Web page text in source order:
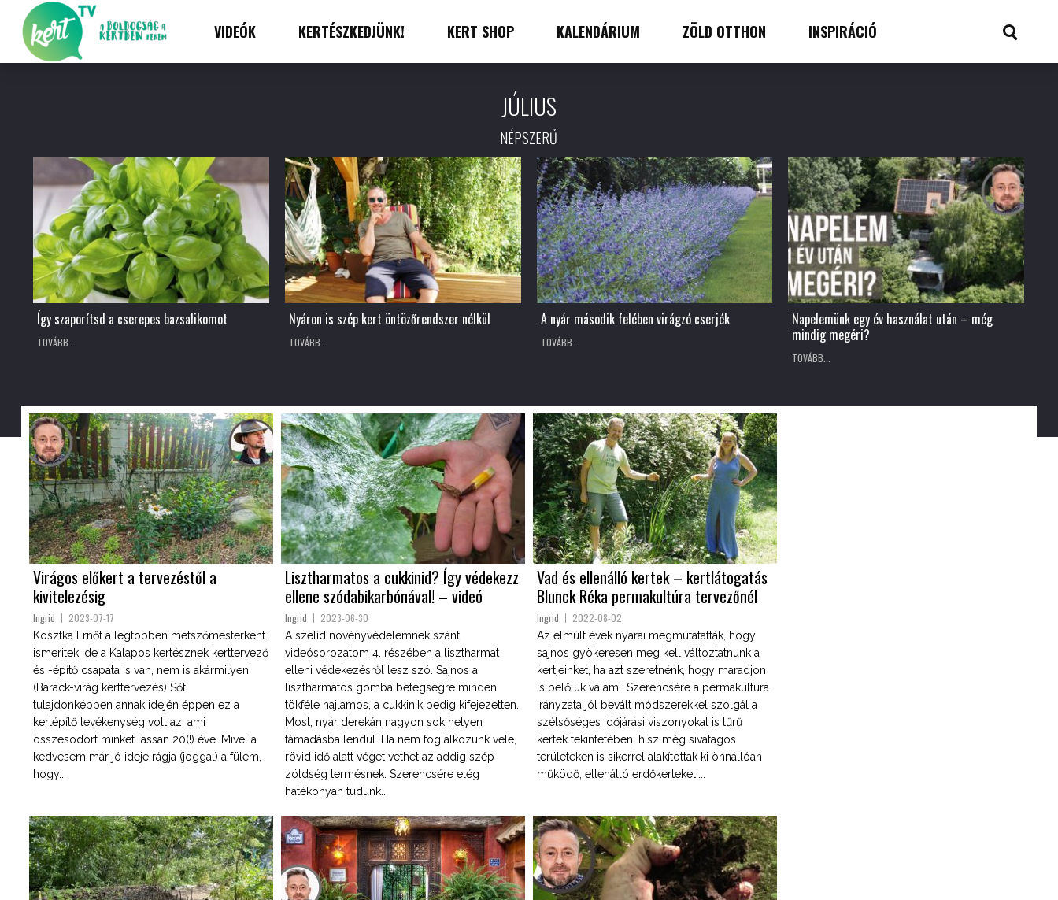
VIDEÓK KERTÉSZKEDJÜNK! KERT SHOP KALENDÁRIUM ZÖLD OTTHON INSPIRÁCIÓ
JÚLIUS
NÉPSZERŰ
Így szaporítsd a cserepes bazsalikomot
TOVÁBB...
Nyáron is szép kert öntözőrendszer nélkül
TOVÁBB...
A nyár második felében virágzó cserjék
TOVÁBB...
Napelemünk egy év használat után – még
mindig megéri?
TOVÁBB...
Virágos előkert a tervezéstől a
kivitelezésig
Ingrid 2023-07-17
Kosztka Ernőt a legtöbben metszőmesterként
ismeritek, de a Kalapos kertésznek kerttervező
és -építő csapata is van, nem is akármilyen!
(Barack-virág kerttervezés) Sőt,
tulajdonképpen annak idején éppen ez a
kertépítő tevékenység volt az, ami
összesodort minket lassan 20(!) éve. Mivel a
kedvesem már jó ideje rágja (joggal) a fülem,
hogy...
Lisztharmatos a cukkinid? Így védekezz
ellene szódabikarbónával! – videó
Ingrid 2023-06-30
A szelíd növényvédelemnek szánt
videósorozatom 4. részében a lisztharmat
elleni védekezésről lesz szó. Sajnos a
lisztharmatos gomba betegségre minden
tökféle hajlamos, a cukkinik pedig kifejezetten.
Most, nyár derekán nagyon sok helyen
támadásba lendül. Ha nem foglalkozunk vele,
rövid idő alatt véget vethet az addig szép
zöldség termésnek. Szerencsére elég
hatékonyan tudunk...
Vad és ellenálló kertek – kertlátogatás
Blunck Réka permakultúra tervezőnél
Ingrid 2022-08-02
Az elmúlt évek nyarai megmutatatták, hogy
sajnos gyökeresen meg kell változtatnunk a
kertjeinket, ha azt szeretnénk, hogy maradjon
is belőlük valami. Szerencsére a permakultúra
irányzata jól bevált módszerekkel szolgál a
szélsőséges időjárási viszonyokat is tűrű
kertek tekintetében, hisz még sivatagos
területeken is sikerrel alakítottak ki önnállóan
működő, ellenálló erdőkerteket....